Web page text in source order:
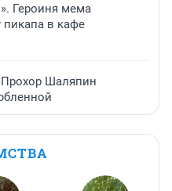
Героиня мема
пикапа в кафе
Прохор Шаляпин